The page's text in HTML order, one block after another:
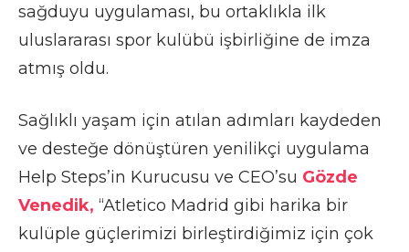
sağduyu uygulaması, bu ortaklıkla ilk
uluslararası spor kulübü işbirliğine de imza
atmış oldu.
Sağlıklı yaşam için atılan adımları kaydeden
ve desteğe dönüştüren yenilikçi uygulama
Help Steps’in Kurucusu ve CEO’su Gözde
Venedik, “Atletico Madrid gibi harika bir
kulüple güçlerimizi birleştirdiğimiz için çok